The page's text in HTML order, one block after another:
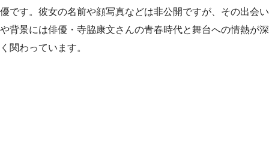
優です。彼女の名前や顔写真などは非公開ですが、その出会い
や背景には俳優・寺脇康文さんの青春時代と舞台への情熱が深
く関わっています。